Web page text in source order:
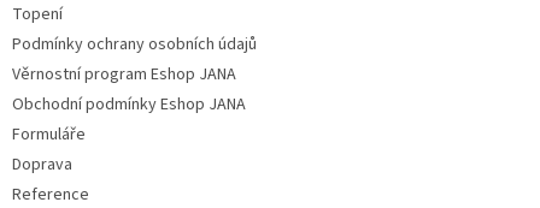
Topení
Podmínky ochrany osobních údajů
Věrnostní program Eshop JANA
Obchodní podmínky Eshop JANA
Formuláře
Doprava
Reference